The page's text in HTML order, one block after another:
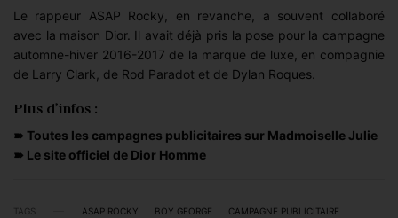
Le rappeur ASAP Rocky, en revanche, a souvent collaboré
avec la maison Dior. Il avait déjà pris la pose pour la campagne
automne-hiver 2016-2017 de la marque de luxe, en compagnie
de Larry Clark, de Rod Paradot et de Dylan Roques.
Plus d’infos :
➽Toutes les campagnes publicitaires sur Madmoiselle Julie
➽ Le site officiel de Dior Homme
TAGS ASAP ROCKY BOY GEORGE
CAMPAGNE PUBLICITAIRE